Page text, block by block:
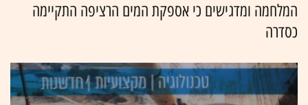
המלחמה ומדגישים כי אספקת המים הרציפה התקיימה
כסדרה